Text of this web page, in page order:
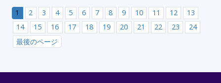
1 2 3 4 5 6 7 8 9 10 11 12
13
14
15 16 17 18 19 20 21 22 23
24
最後のページ